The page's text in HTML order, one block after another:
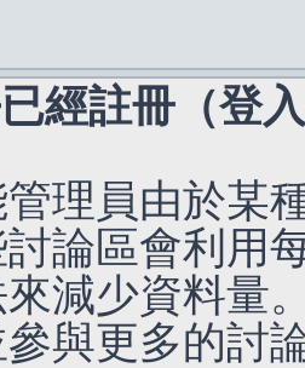
經註冊（登
理員由於某
論區會利用
減少資料量
與更多的討